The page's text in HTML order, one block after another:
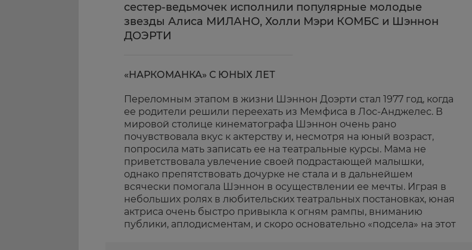
сестер-ведьмочек исполнили популярные молодые
звезды Алиса МИЛАНО, Холли Мэри КОМБС и Шэннон
ДОЭРТИ
«НАРКОМАНКА» С ЮНЫХ ЛЕТ
Переломным этапом в жизни Шэннон Доэрти стал 1977 год, когда
ее родители решили переехать из Мемфиса в Лос-Анджелес. В
мировой столице кинематографа Шэннон очень рано
почувствовала вкус к актерству и, несмотря на юный возраст,
попросила мать записать ее на театральные курсы. Мама не
приветствовала увлечение своей подрастающей малышки,
однако препятствовать дочурке не стала и в дальнейшем
всячески помогала Шэннон в осуществлении ее мечты. Играя в
небольших ролях в любительских театральных постановках, юная
актриса очень быстро привыкла к огням рампы, вниманию
публики, аплодисментам, и скоро основательно «подсела» на этот